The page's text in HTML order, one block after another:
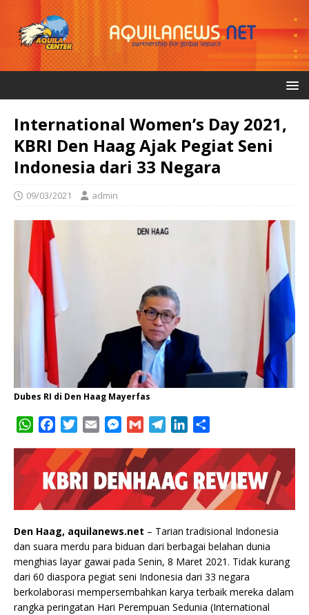
International Women’s Day 2021,
KBRI Den Haag Ajak Pegiat Seni
Indonesia dari 33 Negara
09/03/2021 admin
Dubes RI di Den Haag Mayerfas
W
a
t
s
A
e
b
o
k
i
t
t
e
a
i
l
M
s
s
e
n
e
r
G
a
i
l
l
e
g
r
m
n
k
e
d
a
r
e
Den Haag, aquilanews.net – Tarian tradisional Indonesia
dan suara merdu para biduan dari berbagai belahan dunia
menghias layar gawai pada Senin, 8 Maret 2021. Tidak kurang
dari 60 diaspora pegiat seni Indonesia dari 33 negara
berkolaborasi mempersembahkan karya terbaik mereka dalam
rangka peringatan Hari Perempuan Sedunia (International